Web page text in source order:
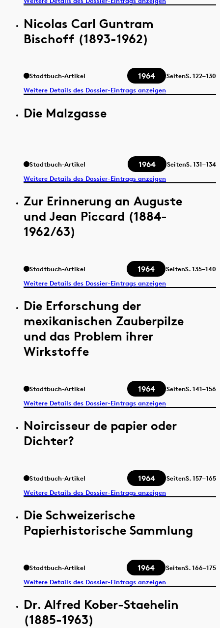
Nicolas Carl Guntram
Bischoff (1893-1962)
Stadtbuch-Artikel 1964 SeitenS.122–130
Weitere Details des Dossier-Eintrags anzeigen
Die Malzgasse
Stadtbuch-Artikel 1964 SeitenS.131–134
Weitere Details des Dossier-Eintrags anzeigen
Zur Erinnerung an Auguste
und Jean Piccard (1884-
1962/63)
Stadtbuch-Artikel 1964 SeitenS.135–140
Weitere Details des Dossier-Eintrags anzeigen
Die Erforschung der
mexikanischen Zauberpilze
und das Problem ihrer
Wirkstoffe
Stadtbuch-Artikel 1964 SeitenS.141–156
Weitere Details des Dossier-Eintrags anzeigen
Noircisseur de papier oder
Dichter?
Stadtbuch-Artikel 1964 SeitenS.157–165
Weitere Details des Dossier-Eintrags anzeigen
Die Schweizerische
Papierhistorische Sammlung
Stadtbuch-Artikel 1964 SeitenS.166–175
Weitere Details des Dossier-Eintrags anzeigen
Dr. Alfred Kober-Staehelin
(1885-1963)